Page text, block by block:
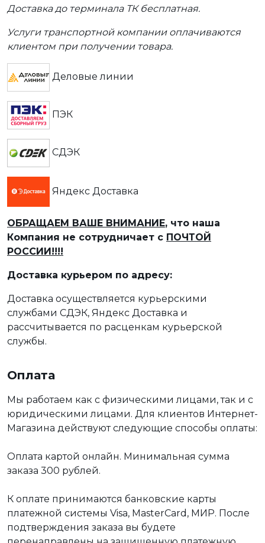
Доставка до терминала ТК бесплатная.
Услуги транспортной компании оплачиваются
клиентом при получении товара.
Деловые линии
ПЭК
СДЭК
Яндекс Доставка
ОБРАЩАЕМ ВАШЕ ВНИМАНИЕ, что наша
Компания не сотрудничает с ПОЧТОЙ
РОССИИ!!!!
Доставка курьером по адресу:
Доставка осуществляется курьерскими
службами СДЭК, Яндекс Доставка и
рассчитывается по расценкам курьерской
службы.
Оплата
Мы работаем как с физическими лицами, так и с
юридическими лицами. Для клиентов Интернет-
Магазина действуют следующие способы оплаты:
Оплата картой онлайн. Минимальная сумма
заказа 300 рублей.
К оплате принимаются банковские карты
платежной системы Visa, MasterCard, МИР. После
подтверждения заказа вы будете